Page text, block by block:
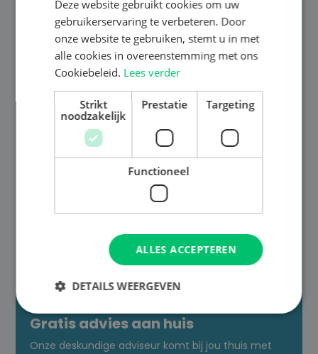
Gratis advies aan huis
Onze deskundige adviseur komt bij jou thuis met
Deze website gebruikt cookies om uw
gebruikerservaring te verbeteren. Door
onze website te gebruiken, stemt u in met
alle cookies in overeenstemming met ons
Cookiebeleid. Lees verder
Strikt
noodzakelijk
Prestatie Targeting
Functioneel
ALLES ACCEPTEREN
DETAILS WEERGEVEN